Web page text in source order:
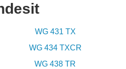
WG 431 TX
WG 434 TXCR
WG 438 TR